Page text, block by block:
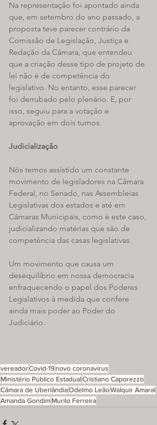
Na representação foi apontado ainda
que, em setembro do ano passado, a
proposta teve parecer contrário da
Comissão de Legislação, Justiça e
Redação da Câmara, que entendeu
que a criação desse tipo de projeto de
lei não é de competência do
legislativo. No entanto, esse parecer
foi derrubado pelo plenário. E, por
isso, seguiu para a votação e
aprovação em dois turnos.
Judicialização
Nós temos assistido um constante
movimento de legisladores na Câmara
Federal, no Senado, nas Assembleias
Legislativas dos estados e até em
Câmaras Municipais, como é este caso,
judicializando matérias que são de
competência das casas legislativas.
Um movimento que causa um
desequilíbrio em nossa democracia
enfraquecendo o papel dos Poderes
Legislativos à medida que confere
ainda mais poder ao Poder do
Judiciário.
vereadorCovid-19novo coronavírus
Ministério Público EstadualCristiano Caporezzo
Câmara de UberlândiaOdelmo LeãoWalquir Amaral
Amanda GondimMurilo Ferreira